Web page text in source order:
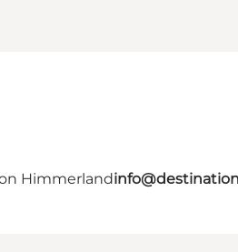
Himmerland